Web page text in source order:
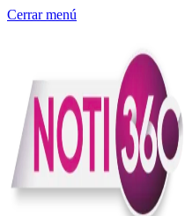
Cerrar menú